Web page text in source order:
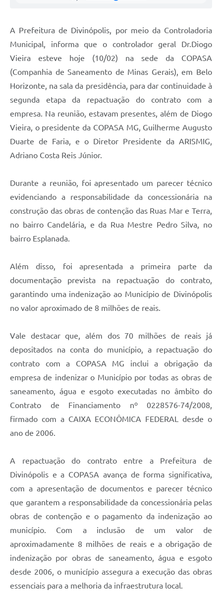
A Prefeitura de Divinópolis, por meio da Controladoria
Municipal, informa que o controlador geral Dr.Diogo
Vieira esteve hoje (10/02) na sede da COPASA
(Companhia de Saneamento de Minas Gerais), em Belo
Horizonte, na sala da presidência, para dar continuidade à
segunda etapa da repactuação do contrato com a
empresa. Na reunião, estavam presentes, além de Diogo
Vieira, o presidente da COPASA MG, Guilherme Augusto
Duarte de Faria, e o Diretor Presidente da ARISMIG,
Adriano Costa Reis Júnior.
Durante a reunião, foi apresentado um parecer técnico
evidenciando a responsabilidade da concessionária na
construção das obras de contenção das Ruas Mar e Terra,
no bairro Candelária, e da Rua Mestre Pedro Silva, no
bairro Esplanada.
Além disso, foi apresentada a primeira parte da
documentação prevista na repactuação do contrato,
garantindo uma indenização ao Município de Divinópolis
no valor aproximado de 8 milhões de reais.
Vale destacar que, além dos 70 milhões de reais já
depositados na conta do município, a repactuação do
contrato com a COPASA MG inclui a obrigação da
empresa de indenizar o Município por todas as obras de
saneamento, água e esgoto executadas no âmbito do
Contrato de Financiamento nº 0228576-74/2008,
firmado com a CAIXA ECONÔMICA FEDERAL desde o
ano de 2006.
A repactuação do contrato entre a Prefeitura de
Divinópolis e a COPASA avança de forma significativa,
com a apresentação de documentos e parecer técnico
que garantem a responsabilidade da concessionária pelas
obras de contenção e o pagamento da indenização ao
município. Com a inclusão de um valor de
aproximadamente 8 milhões de reais e a obrigação de
indenização por obras de saneamento, água e esgoto
desde 2006, o município assegura a execução das obras
essenciais para a melhoria da infraestrutura local.